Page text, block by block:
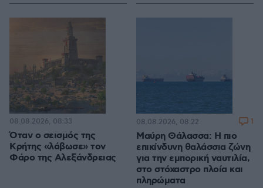
Όταν ο σεισμός της
Κρήτης «λάβωσε» τον
Φάρο της Αλεξάνδρειας
08.08.2026, 08:33
Μαύρη Θάλασσα: Η πιο
επικίνδυνη θαλάσσια ζώνη
για την εμπορική ναυτιλία,
στο στόχαστρο πλοία και
πληρώματα
08.08.2026, 08:22 1